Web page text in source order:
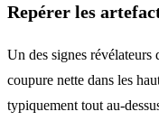
Repérer les
Un des signes
coupure nette dans les
typiquement tout au-